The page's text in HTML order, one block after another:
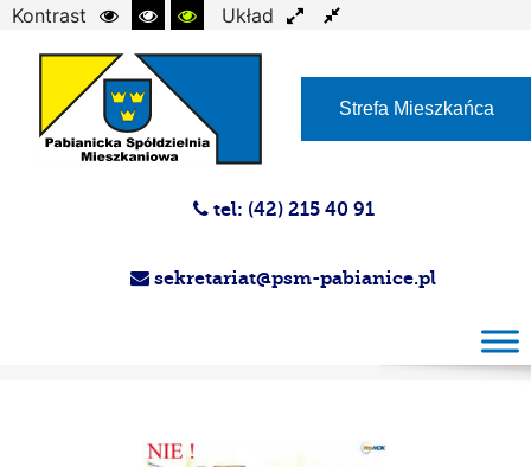
Kontrast
Układ
Strefa Mieszkańca
tel: (42) 215 40 91
sekretariat@psm-pabianice.pl